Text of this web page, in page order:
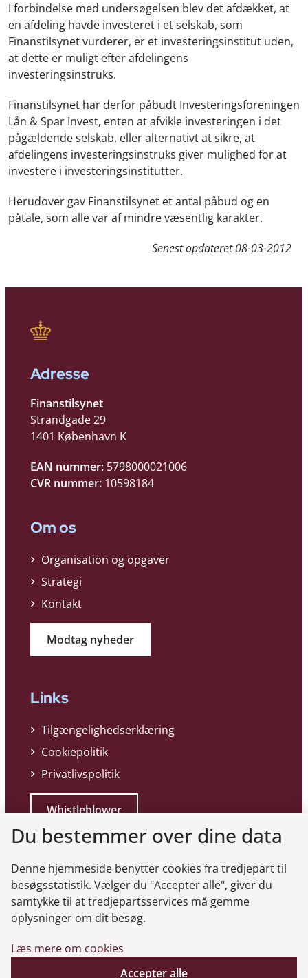
I forbindelse med undersøgelsen blev det afdækket, at
en afdeling havde investeret i et selskab, som
Finanstilsynet vurderer, er et investeringsinstitut uden,
at dette er muligt efter afdelingens
investeringsinstruks.
Finanstilsynet har derfor påbudt Investeringsforeningen
Lån & Spar Invest, enten at afvikle investeringen i det
pågældende selskab, eller alternativt at sikre, at
afdelingens investeringsinstruks giver mulighed for at
investere i investeringsinstitutter.
Herudover gav Finanstilsynet et antal påbud og en
påtale, som alle var af mindre væsentlig karakter.
Senest opdateret08-03-2012
Adresse
Finanstilsynet
Strandgade 29
1401 København K
EAN nummer: 5798000021006
CVR nummer: 10598184
Om os
Organisation og opgaver
Strategi
Kontakt
Modtag nyheder
Links
Tilgængelighedserklæring
Cookiepolitik
Privatlivspolitik
Whistleblower
Genveje
Gå til virksomhedsregisteret
Gå til selskabsmeddelelser
Du bestemmer over dine data
Denne hjemmeside benytter cookies fra tredjepart til
besøgsstatistik. Vælger du "Accepter alle", giver du
samtykke til at tredjepartsservices må gemme
oplysninger om dit besøg.
Læs mere om cookies
Accepter alle